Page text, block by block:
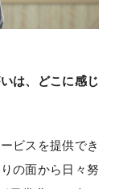
は、どこに感じ
ビスを提供でき
の面から日々努